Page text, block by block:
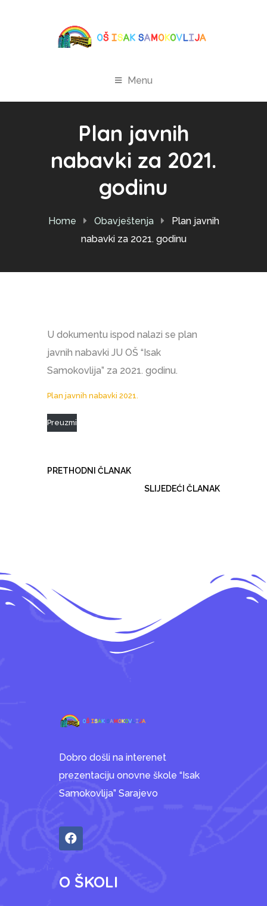
Menu
Plan javnih
nabavki za 2021.
godinu
Home Obavještenja
Plan javnih
nabavki za 2021. godinu
U dokumentu ispod nalazi se plan
javnih nabavki JU OŠ “Isak
Samokovlija” za 2021. godinu.
Plan javnih nabavki 2021.
Preuzmi
PRETHODNI ČLANAK
SLIJEDEĆI ČLANAK
Dobro došli na interenet
prezentaciju onovne škole “Isak
Samokovlija” Sarajevo
O ŠKOLI